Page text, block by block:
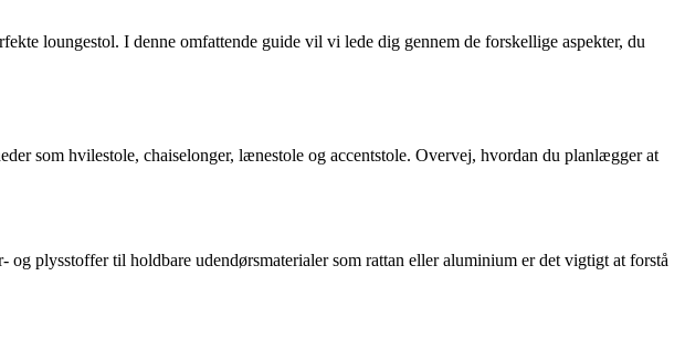
loungestol. I denne omfattende guide vil vi lede dig gennem de forskellige aspekter, du
som hvilestole, chaiselonger, lænestole og accentstole. Overvej, hvordan du planlægger at
plysstoffer til holdbare udendørsmaterialer som rattan eller aluminium er det vigtigt at forstå